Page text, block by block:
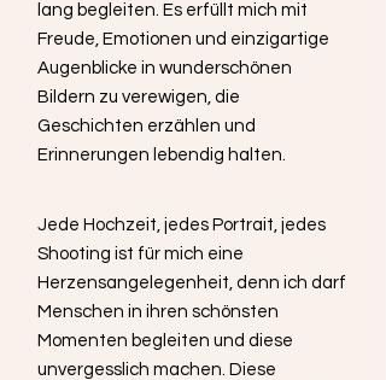
lang begleiten. Es erfüllt mich mit
Freude, Emotionen und einzigartige
Augenblicke in wunderschönen
Bildern zu verewigen, die
Geschichten erzählen und
Erinnerungen lebendig halten.
Jede Hochzeit, jedes Portrait, jedes
Shooting ist für mich eine
Herzensangelegenheit, denn ich darf
Menschen in ihren schönsten
Momenten begleiten und diese
unvergesslich machen. Diese